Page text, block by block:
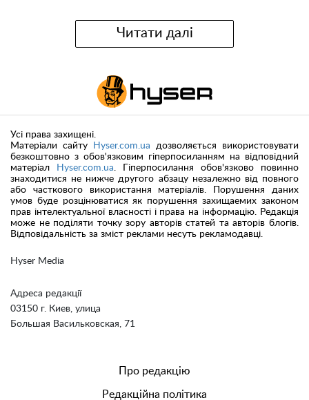
Читати далі
Hyser Media
Адреса редакції
03150 г. Киев, улица
Большая Васильковская, 71
Усі права захищені.
Матеріали сайту
Hyser.com.ua дозволяється використовувати
безкоштовно з обов'язковим гіперпосиланням на відповідний
матеріал
Hyser.com.ua . Гіперпосилання обов'язково повинно
знаходитися не нижче другого абзацу незалежно від повного
або часткового використання матеріалів. Порушення даних
умов буде розцінюватися як порушення захищаемих законом
прав інтелектуальної власності і права на інформацію. Редакція
може не поділяти точку зору авторів статей та авторів блогів.
Відповідальність за зміст реклами несуть рекламодавці.
Про редакцію
Редакційна політика